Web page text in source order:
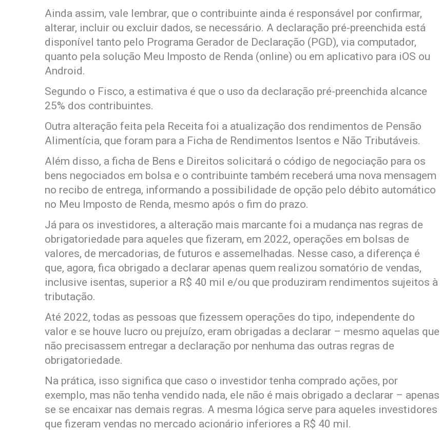
Ainda assim, vale lembrar, que o contribuinte ainda é responsável por confirmar,
alterar, incluir ou excluir dados, se necessário. A declaração pré-preenchida está
disponível tanto pelo Programa Gerador de Declaração (PGD), via computador,
quanto pela solução Meu Imposto de Renda (online) ou em aplicativo para iOS ou
Android.
Segundo o Fisco, a estimativa é que o uso da declaração pré-preenchida alcance
25% dos contribuintes.
Outra alteração feita pela Receita foi a atualização dos rendimentos de Pensão
Alimentícia, que foram para a Ficha de Rendimentos Isentos e Não Tributáveis.
Além disso, a ficha de Bens e Direitos solicitará o código de negociação para os
bens negociados em bolsa e o contribuinte também receberá uma nova mensagem
no recibo de entrega, informando a possibilidade de opção pelo débito automático
no Meu Imposto de Renda, mesmo após o fim do prazo.
Já para os investidores, a alteração mais marcante foi a mudança nas regras de
obrigatoriedade para aqueles que fizeram, em 2022, operações em bolsas de
valores, de mercadorias, de futuros e assemelhadas. Nesse caso, a diferença é
que, agora, fica obrigado a declarar apenas quem realizou somatório de vendas,
inclusive isentas, superior a R$ 40 mil e/ou que produziram rendimentos sujeitos à
tributação.
Até 2022, todas as pessoas que fizessem operações do tipo, independente do
valor e se houve lucro ou prejuízo, eram obrigadas a declarar – mesmo aquelas que
não precisassem entregar a declaração por nenhuma das outras regras de
obrigatoriedade.
Na prática, isso significa que caso o investidor tenha comprado ações, por
exemplo, mas não tenha vendido nada, ele não é mais obrigado a declarar – apenas
se se encaixar nas demais regras. A mesma lógica serve para aqueles investidores
que fizeram vendas no mercado acionário inferiores a R$ 40 mil.